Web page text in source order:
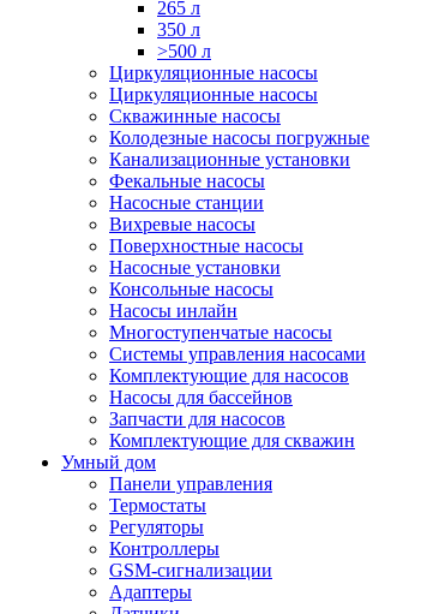
265 л
350 л
>500 л
Циркуляционные насосы
Циркуляционные насосы
Скважинные насосы
Колодезные насосы погружные
Канализационные установки
Фекальные насосы
Насосные станции
Вихревые насосы
Поверхностные насосы
Насосные установки
Консольные насосы
Насосы инлайн
Многоступенчатые насосы
Системы управления насосами
Комплектующие для насосов
Насосы для бассейнов
Запчасти для насосов
Комплектующие для скважин
Умный дом
Панели управления
Термостаты
Регуляторы
Контроллеры
GSM-сигнализации
Адаптеры